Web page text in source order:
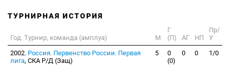
ТУРНИРНАЯ ИСТОРИЯ
Год. Турнир, команда (амплуа) М
Г
(П)
АГ НП
Пр/
У
2002. Россия. Первенство России. Первая
лига, СКА Р/Д (Защ)
5
0
(0)
0 0 1/0